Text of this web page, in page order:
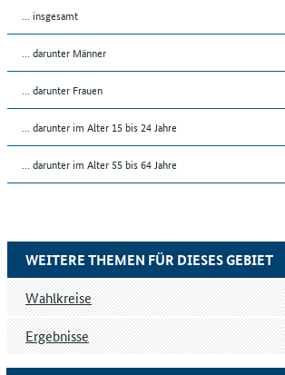
... insgesamt
... darunter Männer
... darunter Frauen
... darunter im Alter 15 bis 24 Jahre
... darunter im Alter 55 bis 64 Jahre
WEITERE THEMEN FÜR DIESES GEBIET
Wahlkreise
Ergebnisse